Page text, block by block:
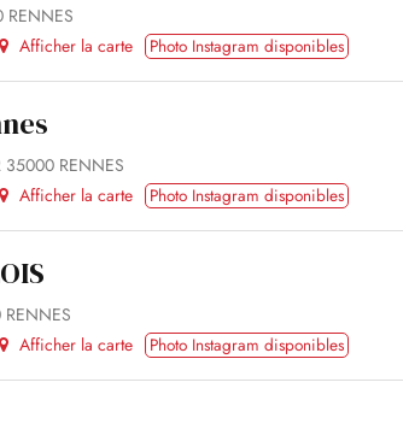
RENNES
Afficher la carte Photo Instagram disponibles
35000 RENNES
Afficher la carte Photo Instagram disponibles
Afficher la carte Photo Instagram disponibles